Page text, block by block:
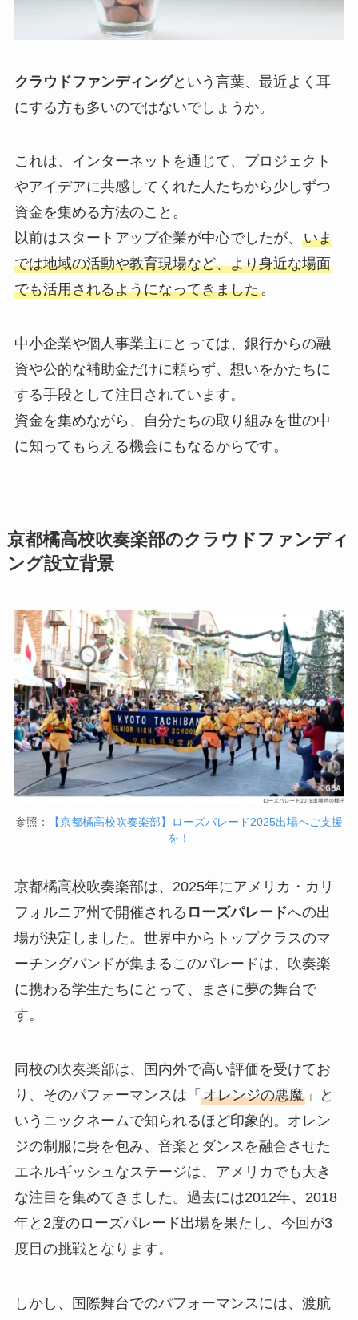
クラウドファンディングという言葉、最近よく耳
にする方も多いのではないでしょうか。
これは、インターネットを通じて、プロジェクト
やアイデアに共感してくれた人たちから少しずつ
資金を集める方法のこと。
以前はスタートアップ企業が中心でしたが、 いま
では地域の活動や教育現場など、より身近な場面
でも活用されるようになってきました。
中小企業や個人事業主にとっては、銀行からの融
資や公的な補助金だけに頼らず、想いをかたちに
する手段として注目されています。
資金を集めながら、自分たちの取り組みを世の中
に知ってもらえる機会にもなるからです。
京都橘高校吹奏楽部のクラウドファンディ
ング設立背景
参照：
【京都橘高校吹奏楽部】ローズパレード2025出場へご支援
を！
京都橘高校吹奏楽部は、2025年にアメリカ・カリ
フォルニア州で開催される ローズパレードへの出
場が決定しました。世界中からトップクラスのマ
ーチングバンドが集まるこのパレードは、吹奏楽
に携わる学生たちにとって、まさに夢の舞台で
す。
同校の吹奏楽部は、国内外で高い評価を受けてお
り、そのパフォーマンスは「 オレンジの悪魔」と
いうニックネームで知られるほど印象的。オレン
ジの制服に身を包み、音楽とダンスを融合させた
エネルギッシュなステージは、アメリカでも大き
な注目を集めてきました。過去には2012年、2018
年と2度のローズパレード出場を果たし、今回が3
度目の挑戦となります。
しかし、国際舞台でのパフォーマンスには、渡航